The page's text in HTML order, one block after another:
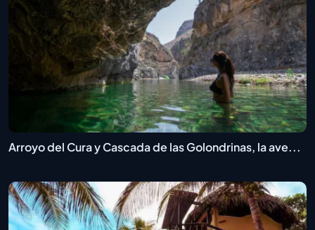
Arroyo del Cura y Cascada de las Golondrinas, la ave...